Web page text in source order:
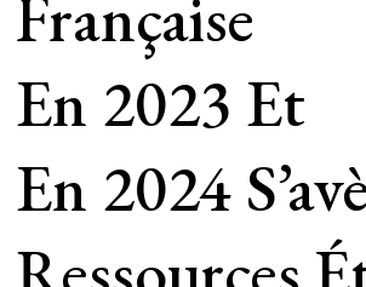
Française
En 2023 Et
En 2024